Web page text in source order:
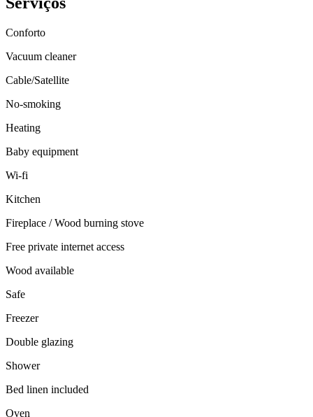
Conforto
Vacuum cleaner
Cable/Satellite
No-smoking
Heating
Baby equipment
Wi-fi
Kitchen
Fireplace / Wood burning stove
Free private internet access
Wood available
Safe
Freezer
Double glazing
Shower
Bed linen included
Oven